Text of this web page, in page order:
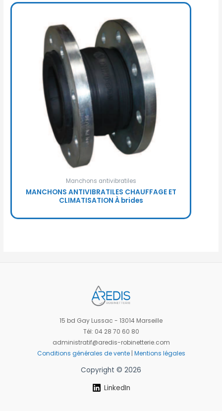
Manchons antivibratiles
MANCHONS ANTIVIBRATILES CHAUFFAGE ET
CLIMATISATION À brides
15 bd Gay Lussac - 13014 Marseille
Tél: 04 28 70 60 80
administratif@aredis-robinetterie.com
Conditions générales de vente| Mentions légales
Copyright © 2026
LinkedIn